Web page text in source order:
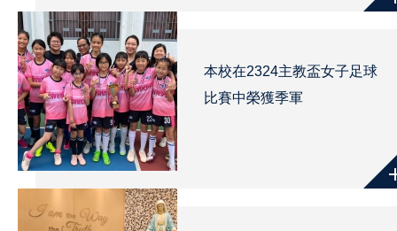
本校在2324主教盃女子足球
比賽中榮獲季軍